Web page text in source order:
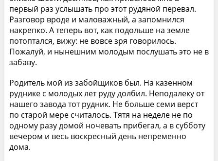
первый раз услышать про этот рудяной перевал.
Разговор вроде и маловажный, а запомнился
накрепко. А теперь вот, как подольше на земле
потоптался, вижу: не вовсе зря говорилось.
Пожалуй, и нынешним молодым послушать это не в
забаву.
Родитель мой из забойщиков был. На казенном
руднике с молодых лет руду долбил. Неподалеку от
нашего завода тот рудник. Не больше семи верст
по старой мере считалось. Тятя на неделе не по
одному разу домой ночевать прибегал, а в субботу
вечером и весь воскресный день непременно
дома.